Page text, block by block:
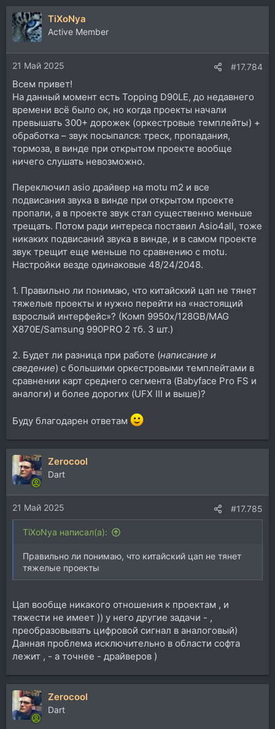
TiXoNya
Active Member
21 Май 2025 #17.784
Всем привет!
На данный момент есть Topping D90LE, до недавнего
времени всё было ок, но когда проекты начали
превышать 300+ дорожек (оркестровые темплейты) +
обработка – звук посыпался: треск, пропадания,
тормоза, в винде при открытом проекте вообще
ничего слушать невозможно.
Переключил asio драйвер на motu m2 и все
подвисания звука в винде при открытом проекте
пропали, а в проекте звук стал существенно меньше
трещать. Потом ради интереса поставил Asio4all, тоже
никаких подвисаний звука в винде, и в самом проекте
звук трещит еще меньше по сравнению с motu.
Настройки везде одинаковые 48/24/2048.
1. Правильно ли понимаю, что китайский цап не тянет
тяжелые проекты и нужно перейти на «настоящий
взрослый интерфейс»? (Комп 9950x/128GB/MAG
X870E/Samsung 990PRO 2 тб. 3 шт.)
2. Будет ли разница при работе (написание и
сведение) с большими оркестровыми темплейтами в
сравнении карт среднего сегмента (Babyface Pro FS и
аналоги) и более дорогих (UFX III и выше)?
Буду благодарен ответам
Zerocool
Dart
21 Май 2025 #17.785
TiXoNya написал(а):
Правильно ли понимаю, что китайский цап не тянет
тяжелые проекты
Цап вообще никакого отношения к проектам , и
тяжести не имеет )) у него другие задачи - ,
преобразовывать цифровой сигнал в аналоговый)
Данная проблема исключительно в области софта
лежит , - а точнее - драйверов )
Zerocool
Dart